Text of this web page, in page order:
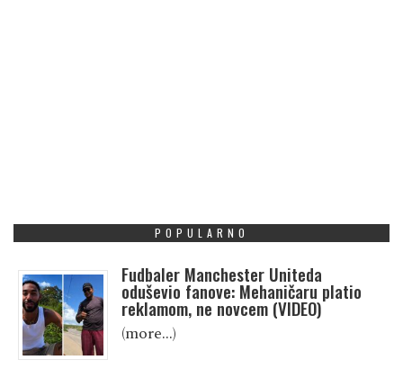
POPULARNO
Fudbaler Manchester Uniteda
oduševio fanove: Mehaničaru platio
reklamom, ne novcem (VIDEO)
(more…)